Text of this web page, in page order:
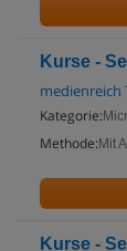
Kurse -
medienreich
Kategorie:
Methode: Mit
Kurse -